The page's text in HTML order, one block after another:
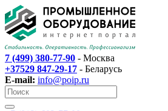
7 (499) 380-77-90 - Москва
+37529 847-29-17 - Беларусь
E-mail: info@poip.ru